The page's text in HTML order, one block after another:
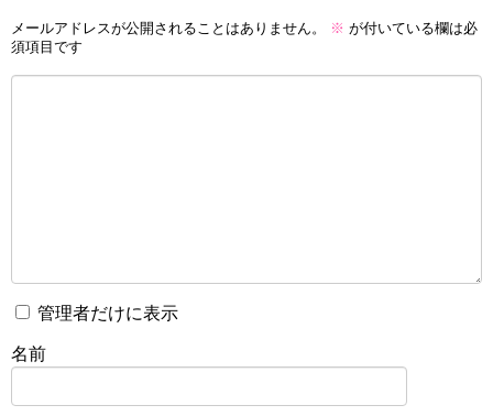
メールアドレスが公開されることはありません。 ※ が付いている欄は必
須項目です
管理者だけに表示
名前